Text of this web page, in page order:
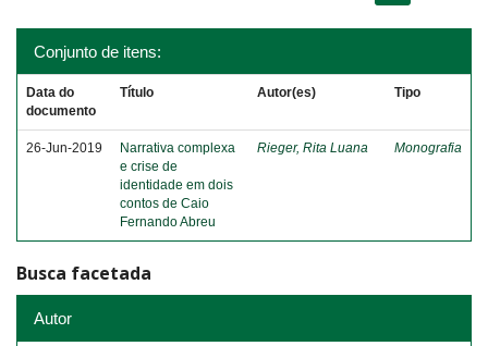
Conjunto de itens:
Data do
documento
Título Autor(es) Tipo
26-Jun-2019
Narrativa complexa
e crise de
identidade em dois
contos de Caio
Fernando Abreu
Rieger, Rita Luana Monografia
Busca facetada
Autor